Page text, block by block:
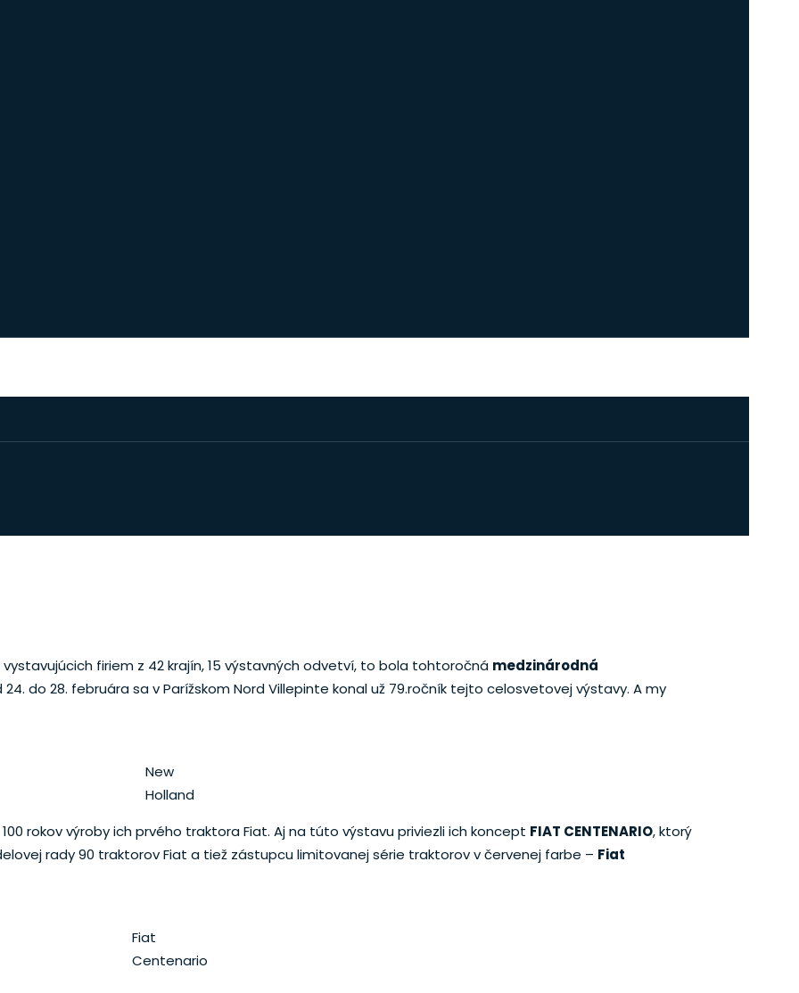
vystavujúcich firiem z 42 krajín, 15 výstavných odvetví, to bola tohtoročná medzinárodná
24. do 28. februára sa v Parížskom Nord Villepinte konal už 79.ročník tejto celosvetovej výstavy. A my
New
Holland
rokov výroby ich prvého traktora Fiat. Aj na túto výstavu priviezli ich koncept FIAT CENTENARIO, ktorý
rady 90 traktorov Fiat a tiež zástupcu limitovanej série traktorov v červenej farbe – Fiat
Fiat
Centenario